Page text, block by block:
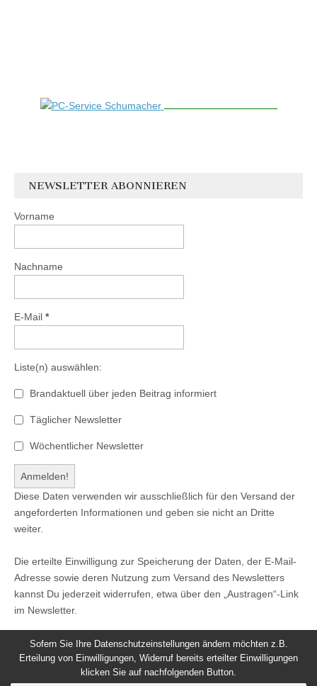
NEWSLETTER ABONNIEREN
Vorname
Nachname
E-Mail *
Liste(n) auswählen:
Brandaktuell über jeden Beitrag informiert
Täglicher Newsletter
Wöchentlicher Newsletter
Diese Daten verwenden wir ausschließlich für den Versand der
angeforderten Informationen und geben sie nicht an Dritte
weiter.
Die erteilte Einwilligung zur Speicherung der Daten, der E-Mail-
Adresse sowie deren Nutzung zum Versand des Newsletters
kannst Du jederzeit widerrufen, etwa über den „Austragen“-Link
im Newsletter.
Sofern Sie Ihre Datenschutzeinstellungen ändern möchten z.B.
Erteilung von Einwilligungen, Widerruf bereits erteilter Einwilligungen
klicken Sie auf nachfolgenden Button.